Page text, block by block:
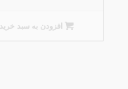
افزودن به سبد خرید